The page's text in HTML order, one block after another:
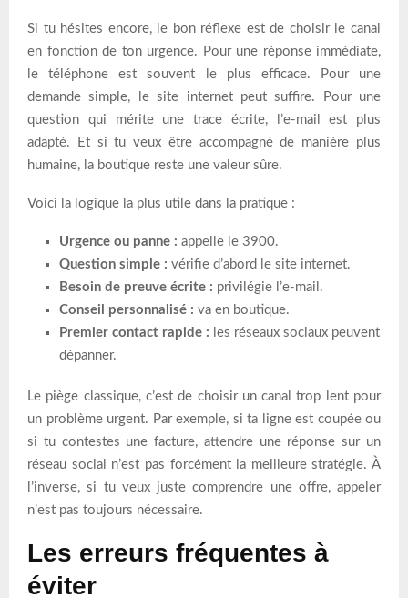
Si tu hésites encore, le bon réflexe est de choisir le canal
en fonction de ton urgence. Pour une réponse immédiate,
le téléphone est souvent le plus efficace. Pour une
demande simple, le site internet peut suffire. Pour une
question qui mérite une trace écrite, l’e-mail est plus
adapté. Et si tu veux être accompagné de manière plus
humaine, la boutique reste une valeur sûre.
Voici la logique la plus utile dans la pratique :
Urgence ou panne : appelle le 3900.
Question simple : vérifie d’abord le site internet.
Besoin de preuve écrite : privilégie l’e-mail.
Conseil personnalisé : va en boutique.
Premier contact rapide : les réseaux sociaux peuvent
dépanner.
Le piège classique, c’est de choisir un canal trop lent pour
un problème urgent. Par exemple, si ta ligne est coupée ou
si tu contestes une facture, attendre une réponse sur un
réseau social n’est pas forcément la meilleure stratégie. À
l’inverse, si tu veux juste comprendre une offre, appeler
n’est pas toujours nécessaire.
Les erreurs fréquentes à
éviter